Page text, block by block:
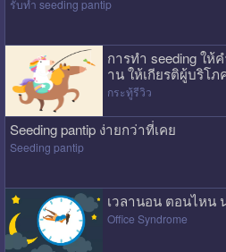
รับทำ seeding pantip
การทำ seeding ให้
าน ให้เกียรติผู้บริโภ
กระทู้รีวิว
Seeding pantip ง่ายกว่าที่เคย
Seeding pantip
เวลานอน ตอนไหน
Office Syndrome